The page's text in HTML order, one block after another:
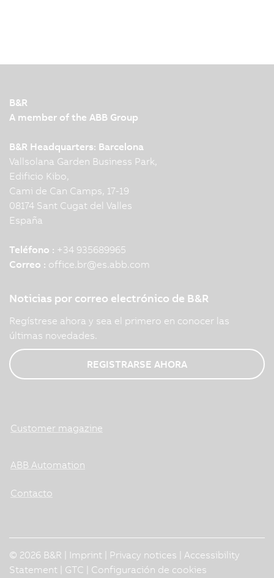
B&R
A member of the ABB Group
B&R Headquarters: Barcelona
Vallsolana Garden Business Park,
Edificio Kibo,
Cami de Can Camps, 17-19
08174 Sant Cugat del Valles
España
Teléfono : +34 935689965
Correo : office.br@es.abb.com
Noticias por correo electrónico de B&R
Regístrese ahora y sea el primero en conocer las
últimas novedades.
REGISTRARSE AHORA
Customer magazine
ABB Automation
Contacto
© 2026 B&R | Imprint Privacy notices
Accessibility
Statement
GTC Configuración de cookies